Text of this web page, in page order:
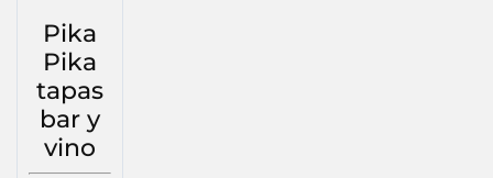
Pika
Pika
tapas
bar y
vino